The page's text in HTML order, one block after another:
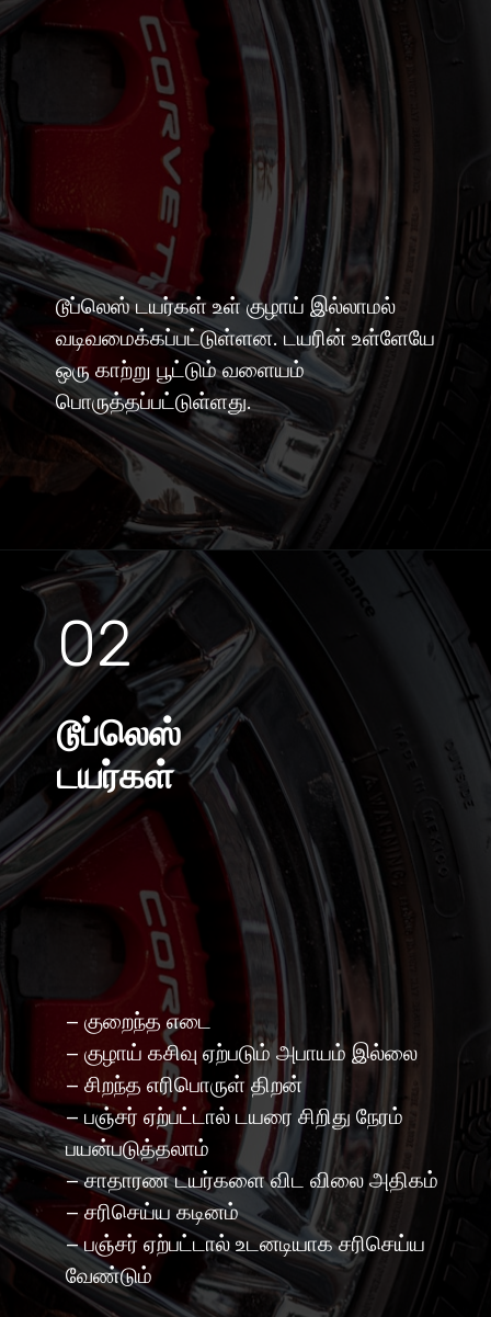
டூப்லெஸ் டயர்கள் உள் குழாய் இல்லாமல்
வடிவமைக்கப்பட்டுள்ளன. டயரின் உள்ளேயே
ஒரு காற்று பூட்டும் வளையம்
பொருத்தப்பட்டுள்ளது.
– குறைந்த எடை
– குழாய் கசிவு ஏற்படும் அபாயம் இல்லை
– சிறந்த எரிபொருள் திறன்
– பஞ்சர் ஏற்பட்டால் டயரை சிறிது நேரம்
பயன்படுத்தலாம்
– சாதாரண டயர்களை விட விலை அதிகம்
– சரிசெய்ய கடினம்
– பஞ்சர் ஏற்பட்டால் உடனடியாக சரிசெய்ய
வேண்டும்
டூப்லெஸ்
டயர்கள்
02